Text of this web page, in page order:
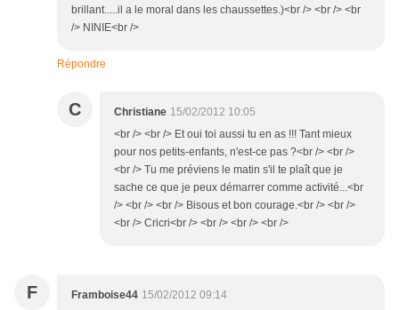
brillant.....il a le moral dans les chaussettes.)<br /> <br /> <br
/> NINIE<br />
Répondre
C Christiane 15/02/2012 10:05
<br /> <br /> Et oui toi aussi tu en as !!! Tant mieux
pour nos petits-enfants, n'est-ce pas ?<br /> <br />
<br /> Tu me préviens le matin s'il te plaît que je
sache ce que je peux démarrer comme activité...<br
/> <br /> <br /> Bisous et bon courage.<br /> <br />
<br /> Cricri<br /> <br /> <br /> <br />
F Framboise44 15/02/2012 09:14